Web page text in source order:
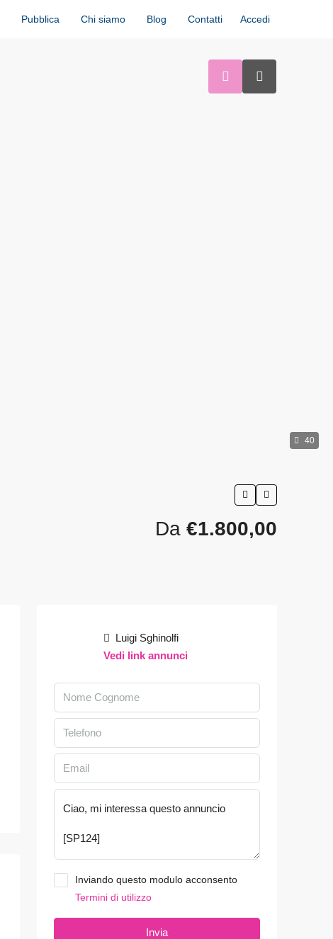
Pubblica Chi siamo Blog Contatti Accedi
40
Da €1.800,00
Luigi Sghinolfi
Vedi link annunci
Inviando questo modulo acconsento
Termini di utilizzo
Invia